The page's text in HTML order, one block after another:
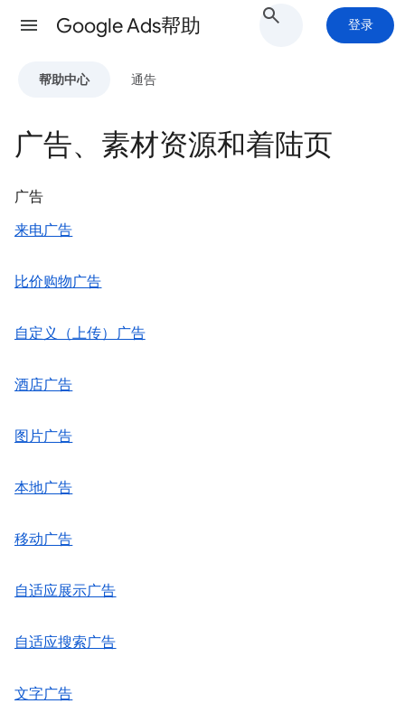
Google Ads帮助 登录
帮助中心 通告
广告、素材资源和着陆页
广告
来电广告
比价购物广告
自定义（上传）广告
酒店广告
图片广告
本地广告
移动广告
自适应展示广告
自适应搜索广告
文字广告